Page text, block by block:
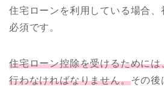
住宅ローンを利用している場合
必須です。
住宅ローン控除を受けるために
行わなければなりません。その後